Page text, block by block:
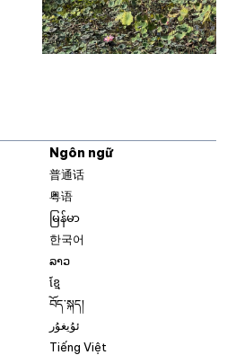
Ngôn ngữ
普通话
粤语
မြန်မာ
한국어
ລາວ
ខ្មែ
བོད་སྐད།
ئۇيغۇر
Tiếng Việt